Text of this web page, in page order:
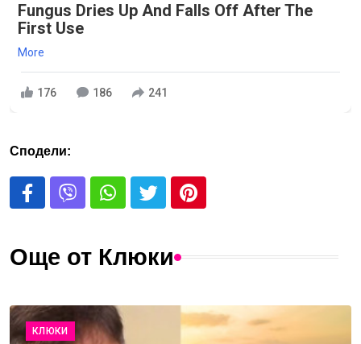
Fungus Dries Up And Falls Off After The
First Use
More
176 186 241
Сподели:
Още от Клюки
КЛЮКИ